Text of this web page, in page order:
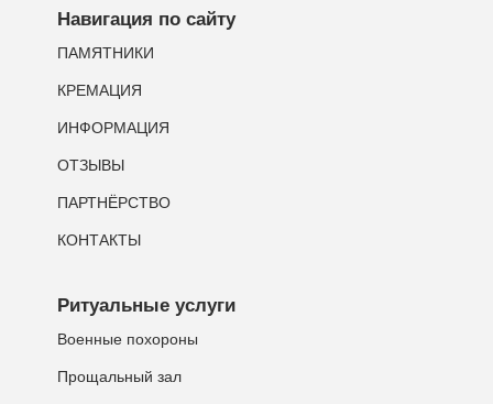
Навигация по сайту
ПАМЯТНИКИ
КРЕМАЦИЯ
ИНФОРМАЦИЯ
ОТЗЫВЫ
ПАРТНЁРСТВО
КОНТАКТЫ
Ритуальные услуги
Военные похороны
Прощальный зал